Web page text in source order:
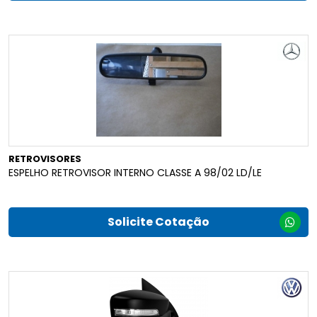
RETROVISORES
ESPELHO RETROVISOR INTERNO CLASSE A 98/02 LD/LE
Solicite Cotação